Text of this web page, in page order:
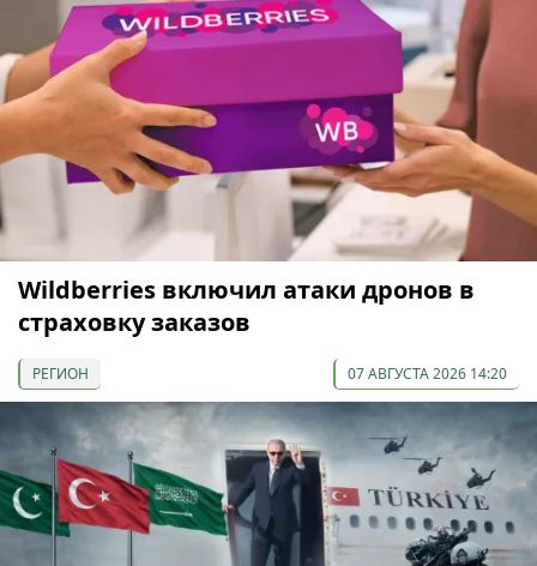
Wildberries включил атаки дронов в
страховку заказов
РЕГИОН 07 АВГУСТА 2026 14:20